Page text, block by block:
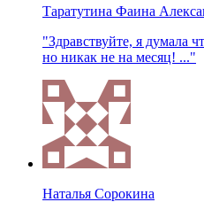
Таратутина Фаина
"Здравствуйте, я думала
но никак не на месяц! ..."
Наталья Сорокина